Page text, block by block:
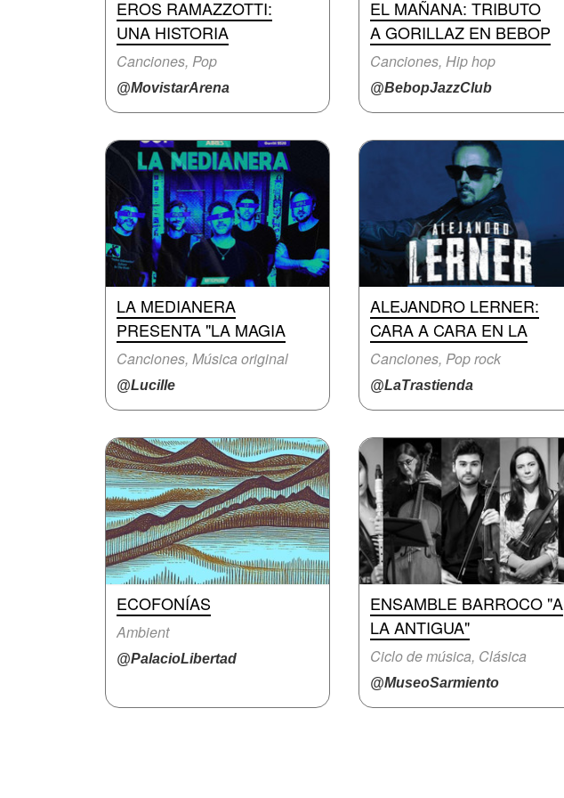
EROS RAMAZZOTTI:
UNA HISTORIA
Canciones, Pop
@MovistarArena
EL MAÑANA: TRIBUTO
A GORILLAZ EN BEBOP
Canciones, Hip hop
@BebopJazzClub
LA MEDIANERA
PRESENTA "LA MAGIA
Canciones, Música original
@Lucille
ALEJANDRO LERNER:
CARA A CARA EN LA
Canciones, Pop rock
@LaTrastienda
ECOFONÍAS
Ambient
@PalacioLibertad
ENSAMBLE BARROCO "A
LA ANTIGUA"
Ciclo de música, Clásica
@MuseoSarmiento